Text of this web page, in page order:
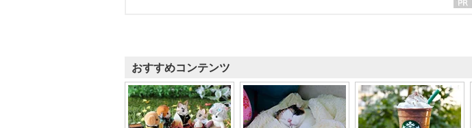
おすすめコンテンツ